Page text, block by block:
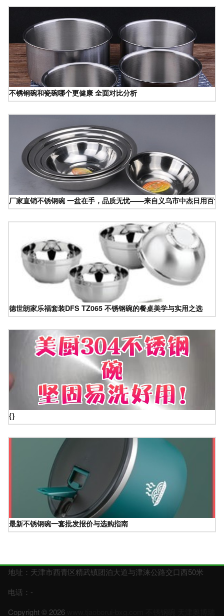
不锈钢碗和瓷碗哪个更健康 全面对比分析
厂家直销不锈钢碗 一盆在手，品质无忧——来自义乌市中杰日用百货
德世朗家乐福套装DFS TZ065 不锈钢碗的餐桌美学与实用之选
{}
最新不锈钢碗一套批发报价与选购指南
地址：天津市西青区精武镇团泊大道与津涞公路交口西50米
电话：-
Copyright © 2026